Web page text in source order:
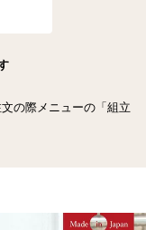
の際メニューの「組立